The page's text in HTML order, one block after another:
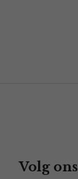
Volg ons